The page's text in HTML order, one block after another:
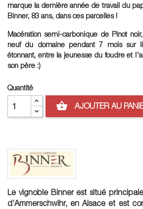
marque la dernière année de travail du
Binner, 83 ans, dans ces parcelles !
Macération semi-carbonique de Pinot
neuf du domaine pendant 7 mois sur
étonnant, entre la jeunesse du foudre et
son père :)
Quantité
shopping_basket AJOUTER AU
Le vignoble Binner est situé
d’Ammerschwihr, en Alsace et est